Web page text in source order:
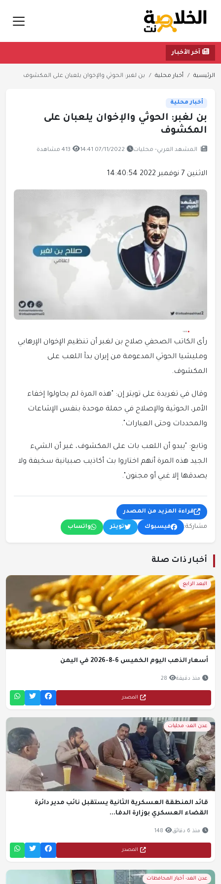
آخر الأخبار
الرئيسية أخبار محلية بن لغبر: الحوثي والإخوان يلعبان على المكشوف
أخبار محلية
بن لغبر: الحوثي والإخوان يلعبان على
المكشوف
المشهد العربي- محليات 07/11/2022 14:41 413 مشاهدة
الاثنين 7 نوفمبر 2022 14:40:54
رأى الكاتب الصحفي صلاح بن لغبر أن تنظيم الإخوان الإرهابي
ومليشيا الحوثي المدعومة من إيران بدآ اللعب على
المكشوف.
وقال في تغريدة على تويتر إن: "هذه المرة لم يحاولوا إخفاء
الأمر، الحوثية والإصلاح في حملة موحدة بنفس الإشاعات
والمحددات وحتى العبارات".
وتابع: "يبدو أن اللعب بات على المكشوف، غير أن الشيء
الجيد هذه المرة أنهم اختاروا بث أكاذيب صبيانية سخيفة ولا
يصدقها إلا غبي أو مجنون".
قراءة المزيد من المصدر
مشاركة: فيسبوك تويتر واتساب
أخبار ذات صلة
البعد الرابع
أسعار الذهب اليوم الخميس 6-8-2026 في اليمن
منذ دقيقة 28
المصدر
عدن الغد- محليات
قائد المنطقة العسكرية الثانية يستقبل نائب مدير دائرة
القضاء العسكري بوزارة الدفا...
منذ 6 دقائق 148
المصدر
عدن الغد- أخبار المحافظات